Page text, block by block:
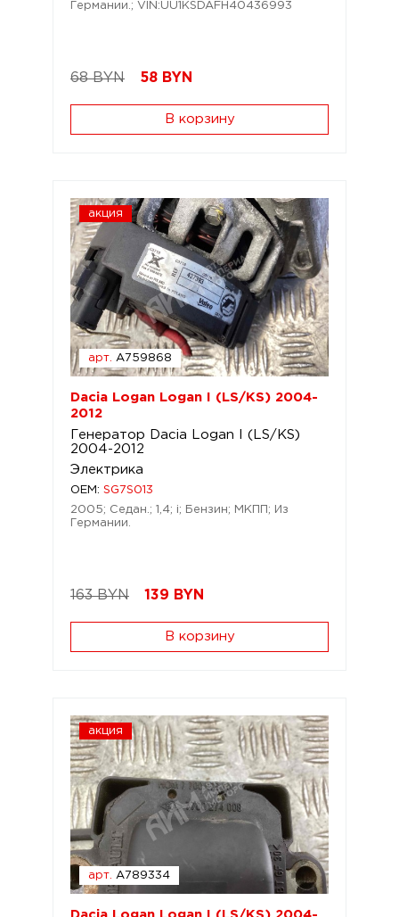
Германии.; VIN:UU1KSDAFH40436993
68 BYN 58 BYN
В корзину
акция
арт. A759868
Dacia Logan Logan I (LS/KS) 2004-
2012
Генератор Dacia Logan I (LS/KS)
2004-2012
Электрика
OEM: SG7S013
2005; Седан.; 1,4; i; Бензин; МКПП; Из
Германии.
163 BYN 139 BYN
В корзину
акция
арт. A789334